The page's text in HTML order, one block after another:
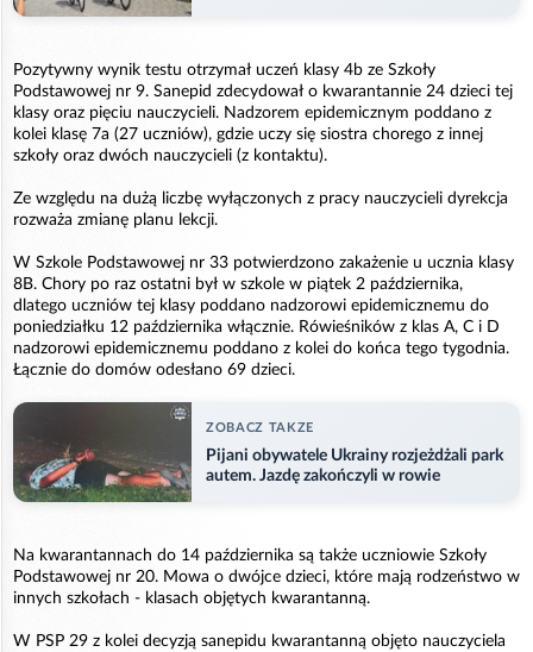
Pozytywny wynik testu otrzymał uczeń klasy 4b ze Szkoły
Podstawowej nr 9. Sanepid zdecydował o kwarantannie 24 dzieci tej
klasy oraz pięciu nauczycieli. Nadzorem epidemicznym poddano z
kolei klasę 7a (27 uczniów), gdzie uczy się siostra chorego z innej
szkoły oraz dwóch nauczycieli (z kontaktu).
Ze względu na dużą liczbę wyłączonych z pracy nauczycieli dyrekcja
rozważa zmianę planu lekcji.
W Szkole Podstawowej nr 33 potwierdzono zakażenie u ucznia klasy
8B. Chory po raz ostatni był w szkole w piątek 2 października,
dlatego uczniów tej klasy poddano nadzorowi epidemicznemu do
poniedziałku 12 października włącznie. Rówieśników z klas A, C i D
nadzorowi epidemicznemu poddano z kolei do końca tego tygodnia.
Łącznie do domów odesłano 69 dzieci.
ZOBACZ TAKZE
Pijani obywatele Ukrainy rozjeżdżali park
autem. Jazdę zakończyli w rowie
Na kwarantannach do 14 października są także uczniowie Szkoły
Podstawowej nr 20. Mowa o dwójce dzieci, które mają rodzeństwo w
innych szkołach - klasach objętych kwarantanną.
W PSP 29 z kolei decyzją sanepidu kwarantanną objęto nauczyciela